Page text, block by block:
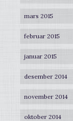
mars 2015
februar 2015
januar 2015
desember 2014
november 2014
oktober 2014